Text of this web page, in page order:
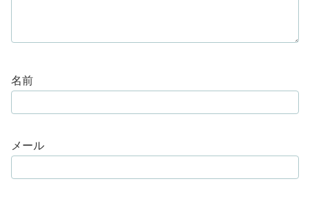
名前
メール